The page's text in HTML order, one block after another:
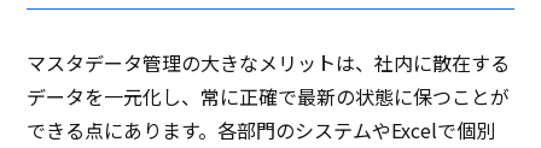
マスタデータ管理の大きなメリットは、社内に散在する
データを一元化し、常に正確で最新の状態に保つことが
できる点にあります。各部門のシステムやExcelで個別